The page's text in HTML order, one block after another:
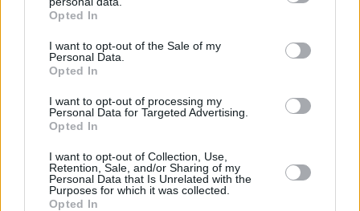
grant or deny consent to Google and its third-party tags to
use your data for below specified purposes in below Google
consent section.
Opted In
I want to opt-out of the Sale of my
Personal Data.
Opted In
I want to opt-out of processing my
Personal Data for Targeted Advertising.
Opted In
I want to opt-out of Collection, Use,
Retention, Sale, and/or Sharing of my
Personal Data that Is Unrelated with the
Purposes for which it was collected.
Opted In